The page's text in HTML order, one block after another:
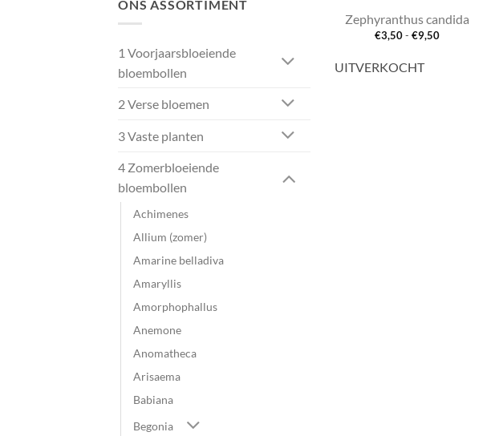
ONS ASSORTIMENT
1 Voorjaarsbloeiende
bloembollen
2 Verse bloemen
3 Vaste planten
4 Zomerbloeiende
bloembollen
Achimenes
Allium (zomer)
Amarine belladiva
Amaryllis
Amorphophallus
Anemone
Anomatheca
Arisaema
Babiana
Begonia
Zephyranthus candida
€3,50 - €9,50Prijsklasse:
UITVERKOCHT